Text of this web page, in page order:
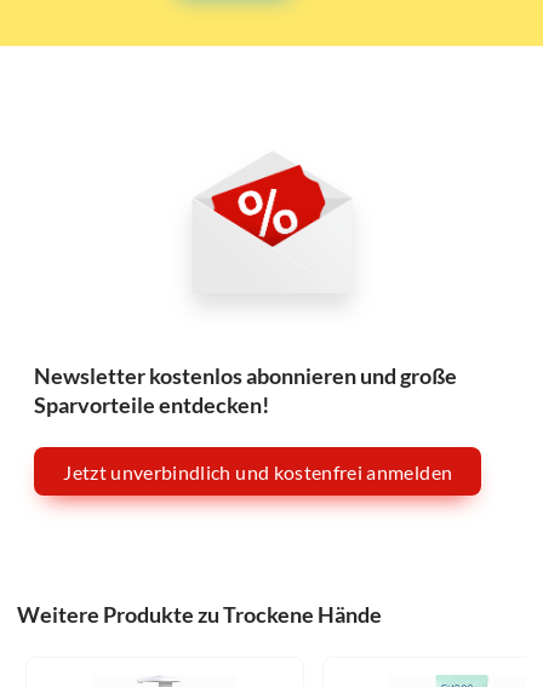
Newsletter kostenlos abonnieren und große
Sparvorteile entdecken!
Jetzt unverbindlich und kostenfrei anmelden
Weitere Produkte zu Trockene Hände